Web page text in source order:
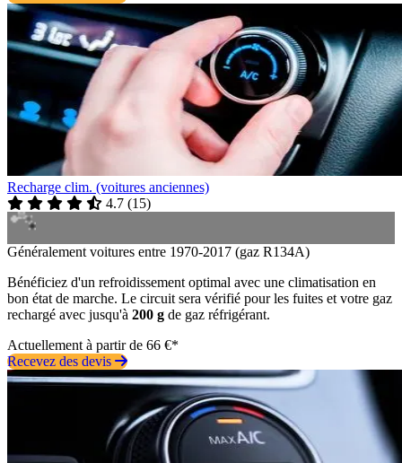
Recharge clim. (voitures anciennes)
4.7 (15)
Généralement voitures entre 1970-2017 (gaz R134A)
Bénéficiez d'un refroidissement optimal avec une climatisation en
bon état de marche. Le circuit sera vérifié pour les fuites et votre gaz
rechargé avec jusqu'à 200 g de gaz réfrigérant.
Actuellement à partir de 66 €*
Recevez des devis